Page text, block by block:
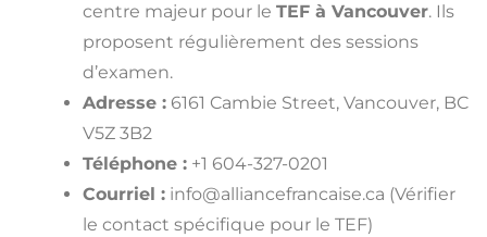
centre majeur pour le TEF à Vancouver. Ils
proposent régulièrement des sessions
d’examen.
Adresse : 6161 Cambie Street, Vancouver, BC
V5Z 3B2
Téléphone : +1 604-327-0201
Courriel : info@alliancefrancaise.ca (Vérifier
le contact spécifique pour le TEF)